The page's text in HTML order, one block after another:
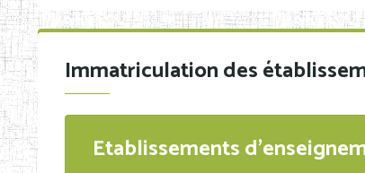
Immatriculation des
Etablissements